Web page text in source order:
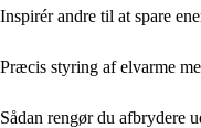
Inspirér andre til at spare
Præcis styring af elvarme
Sådan rengør du afbrydere